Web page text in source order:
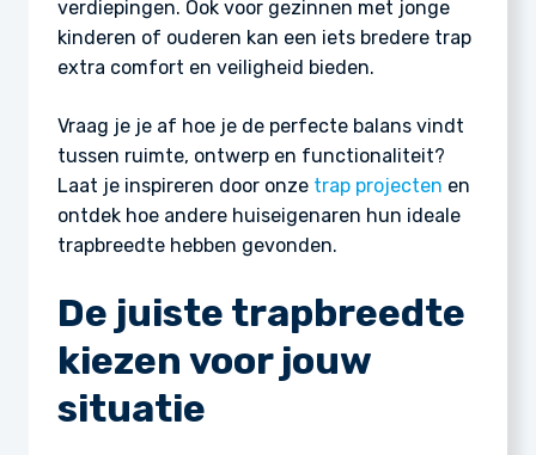
verdiepingen. Ook voor gezinnen met jonge
kinderen of ouderen kan een iets bredere trap
extra comfort en veiligheid bieden.
Vraag je je af hoe je de perfecte balans vindt
tussen ruimte, ontwerp en functionaliteit?
Laat je inspireren door onze trap projecten en
ontdek hoe andere huiseigenaren hun ideale
trapbreedte hebben gevonden.
De juiste trapbreedte
kiezen voor jouw
situatie